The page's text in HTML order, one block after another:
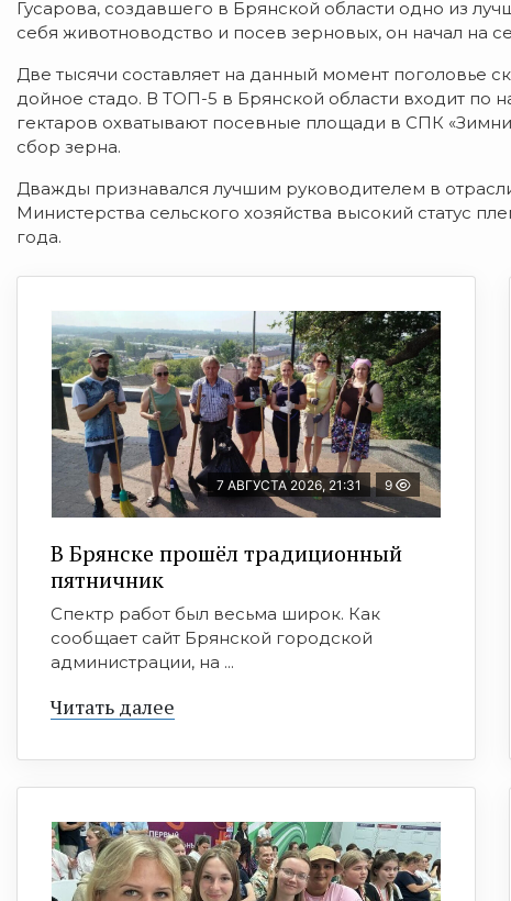
Гусарова, создавшего в Брянской области одно из
себя животноводство и посев зерновых, он начал на
Две тысячи составляет на данный момент поголовье
дойное стадо. В ТОП-5 в Брянской области входит по
гектаров охватывают посевные площади в СПК
сбор зерна.
Дважды признавался лучшим руководителем в
Министерства сельского хозяйства высокий статус
года.
7 АВГУСТА 2026, 21:31 9
В Брянске прошёл традиционный
пятничник
Спектр работ был весьма широк. Как
сообщает сайт Брянской городской
администрации, на ...
Читать далее